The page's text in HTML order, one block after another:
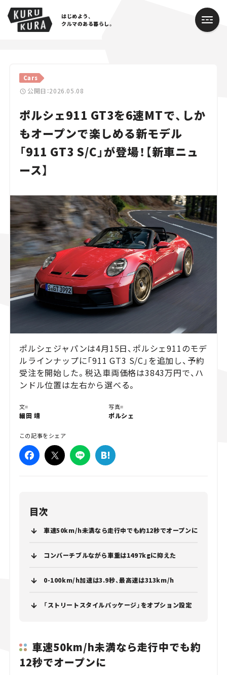
はじめよう、
クルマのある暮らし。
Cars
公開日：2026.05.08
ポルシェ911 GT3を6速MTで、しか
もオープンで楽しめる新モデル
「911 GT3 S/C」が登場！【新車ニュ
ース】
ポルシェジャパンは4月15日、ポルシェ911のモデ
ルラインナップに「911 GT3 S/C」を追加し、予約
受注を開始した。税込車両価格は3843万円で、ハ
ンドル位置は左右から選べる。
文=
細田 靖
写真=
ポルシェ
この記事をシェア
目次
車速50km/h未満なら走行中でも約12秒でオープンに
コンバーチブルながら車重は1497kgに抑えた
0-100km/h加速は3.9秒、最高速は313km/h
「ストリートスタイルパッケージ」をオプション設定
車速50km/h未満なら走行中でも約
12秒でオープンに
Cars
Lifestyle
Traffic
Campaign
人気のハッシュタグ
スズキ ジムニー｜Suzuki Jimny
スズキ｜Suzuki
マツダ｜Mazda
マツダ ロードスター｜Mazda Roadster